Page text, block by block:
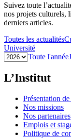
Suivez toute
nos projets culturels,
derniers articles.
Toutes les actualités
Université
Toute l'année
L’Institut
Présentation
Nos missions
Nos partenaires
Emplois et
Politique de